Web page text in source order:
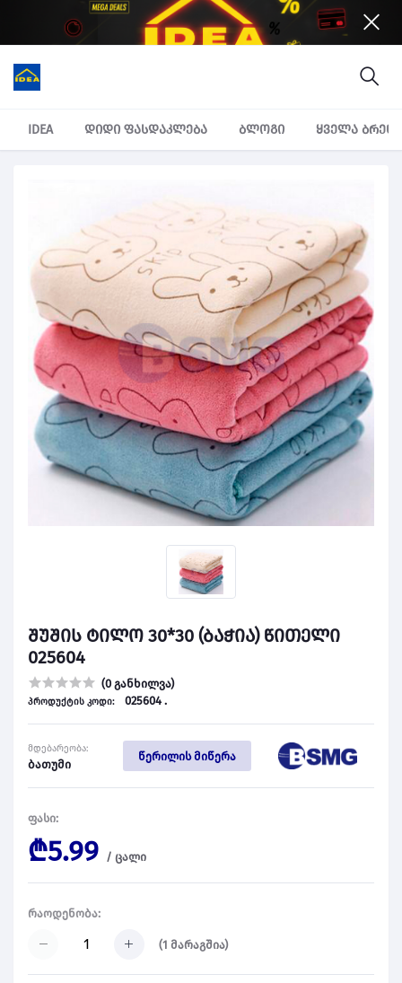
IDEA დიდი ფასდაკლება ბლოგი ყველა
შუშის ტილო 30*30 (ბაჭია) წითელი
025604
(0 განხილვა)
პროდუქტის კოდი: 025604 .
მდებარეობა:
ბათუმი
წერილის მიწერა
ფასი:
₾5.99 / ცალი
რაოდენობა:
(1 მარაგშია)